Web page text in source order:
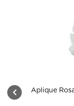
Aplique